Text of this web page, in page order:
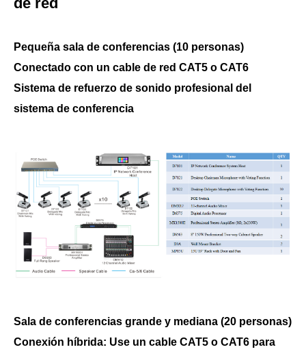
visualización correspondientes según sea necesario
para garantizar el progreso ordenado de la Conferencia.
Adopta un conmutador de señal de matriz de
conmutación sin interrupciones de varias fuentes de
Pequeña sala de conferencias (10 personas)
Conectado con un cable de red CAT5 o CAT6
Sistema de refuerzo de sonido profesional del
sistema de conferencia
Sala de conferencias grande y mediana (20 personas)
Conexión híbrida: Use un cable CAT5 o CAT6 para